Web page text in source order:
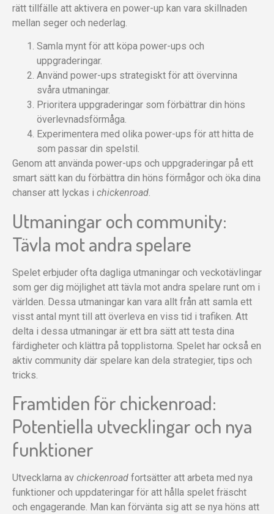
rätt tillfälle att aktivera en power-up kan vara skillnaden
mellan seger och nederlag.
Samla mynt för att köpa power-ups och
uppgraderingar.
Använd power-ups strategiskt för att övervinna
svåra utmaningar.
Prioritera uppgraderingar som förbättrar din höns
överlevnadsförmåga.
Experimentera med olika power-ups för att hitta de
som passar din spelstil.
Genom att använda power-ups och uppgraderingar på ett
smart sätt kan du förbättra din höns förmågor och öka dina
chanser att lyckas i chickenroad.
Utmaningar och community:
Tävla mot andra spelare
Spelet erbjuder ofta dagliga utmaningar och veckotävlingar
som ger dig möjlighet att tävla mot andra spelare runt om i
världen. Dessa utmaningar kan vara allt från att samla ett
visst antal mynt till att överleva en viss tid i trafiken. Att
delta i dessa utmaningar är ett bra sätt att testa dina
färdigheter och klättra på topplistorna. Spelet har också en
aktiv community där spelare kan dela strategier, tips och
tricks.
Framtiden för chickenroad:
Potentiella utvecklingar och nya
funktioner
Utvecklarna av chickenroad fortsätter att arbeta med nya
funktioner och uppdateringar för att hålla spelet fräscht
och engagerande. Man kan förvänta sig att se nya höns att